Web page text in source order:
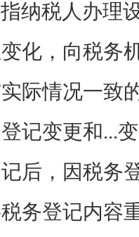
纳税人办理
化，向税务
际情况一致
记变更和...
后，因税务
务登记内容